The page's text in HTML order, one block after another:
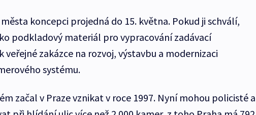
koncepci projedná do 15. května. Pokud ji schválí,
podkladový materiál pro vypracování zadávací
veřejné zakázce na rozvoj, výstavbu a modernizaci
systému.
začal v Praze vznikat v roce 1997. Nyní mohou policisté a